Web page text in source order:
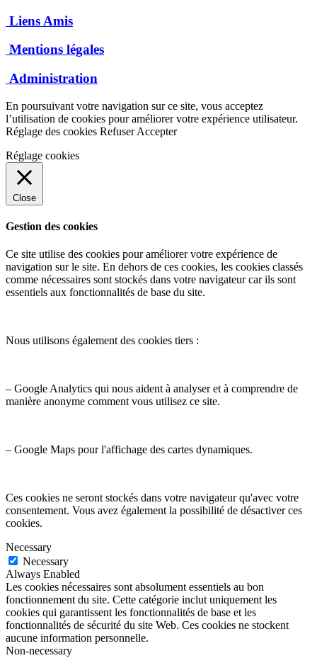
Liens Amis
Mentions légales
Administration
En poursuivant votre navigation sur ce site, vous acceptez
l’utilisation de cookies pour améliorer votre expérience utilisateur.
Réglage des cookies Refuser Accepter
Réglage cookies
Close
Gestion des cookies
Ce site utilise des cookies pour améliorer votre expérience de
navigation sur le site. En dehors de ces cookies, les cookies classés
comme nécessaires sont stockés dans votre navigateur car ils sont
essentiels aux fonctionnalités de base du site.
Nous utilisons également des cookies tiers :
– Google Analytics qui nous aident à analyser et à comprendre de
manière anonyme comment vous utilisez ce site.
– Google Maps pour l'affichage des cartes dynamiques.
Ces cookies ne seront stockés dans votre navigateur qu'avec votre
consentement. Vous avez également la possibilité de désactiver ces
cookies.
Necessary
Necessary
Always Enabled
Les cookies nécessaires sont absolument essentiels au bon
fonctionnement du site. Cette catégorie inclut uniquement les
cookies qui garantissent les fonctionnalités de base et les
fonctionnalités de sécurité du site Web. Ces cookies ne stockent
aucune information personnelle.
Non-necessary